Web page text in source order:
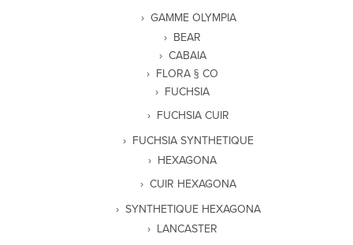
GAMME OLYMPIA
BEAR
CABAIA
FLORA § CO
FUCHSIA
FUCHSIA CUIR
FUCHSIA SYNTHETIQUE
HEXAGONA
CUIR HEXAGONA
SYNTHETIQUE HEXAGONA
LANCASTER